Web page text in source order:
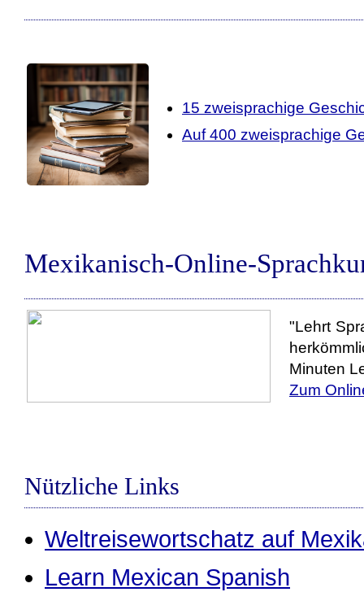
15 zweisprachige
Auf 400 zweisprachige
Mexikanisch-Online-
"Lehrt
Minuten
Zum
Nützliche Links
Weltreisewortschatz auf
Learn Mexican Spanish